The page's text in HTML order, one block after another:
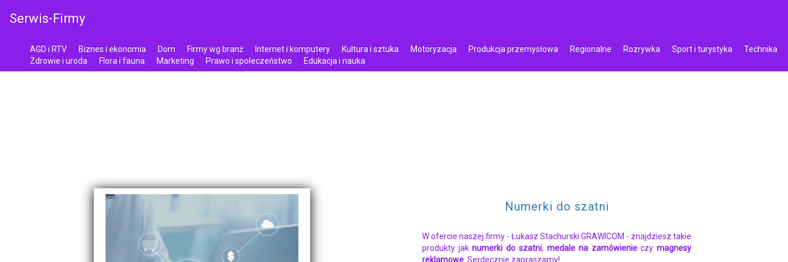
Serwis-Firmy
AGD i RTV Biznes i ekonomia Dom Firmy wg branż Internet i komputery Kultura i sztuka Motoryzacja Produkcja przemysłowa Regionalne Rozrywka Sport i turystyka
Technika
Zdrowie i uroda
Flora i fauna Marketing Prawo i społeczeństwo Edukacja i nauka
Numerki do szatni
W ofercie naszej firmy - Łukasz Stachurski GRAWICOM - znajdziesz takie
produkty jaknumerki do szatni, medale na zamówienieczymagnesy
reklamowe. Serdecznie zapraszamy!